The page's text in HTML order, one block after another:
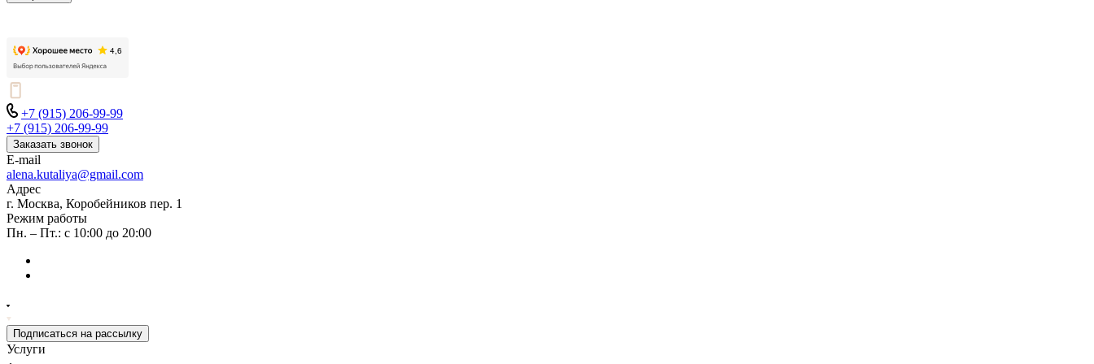
+7 (915) 206-99-99
+7 (915) 206-99-99
Заказать звонок
E-mail
alena.kutaliya@gmail.com
Адрес
г. Москва, Коробейников пер. 1
Режим работы
Пн. – Пт.: с 10:00 до 20:00
Подписаться на рассылку
Услуги